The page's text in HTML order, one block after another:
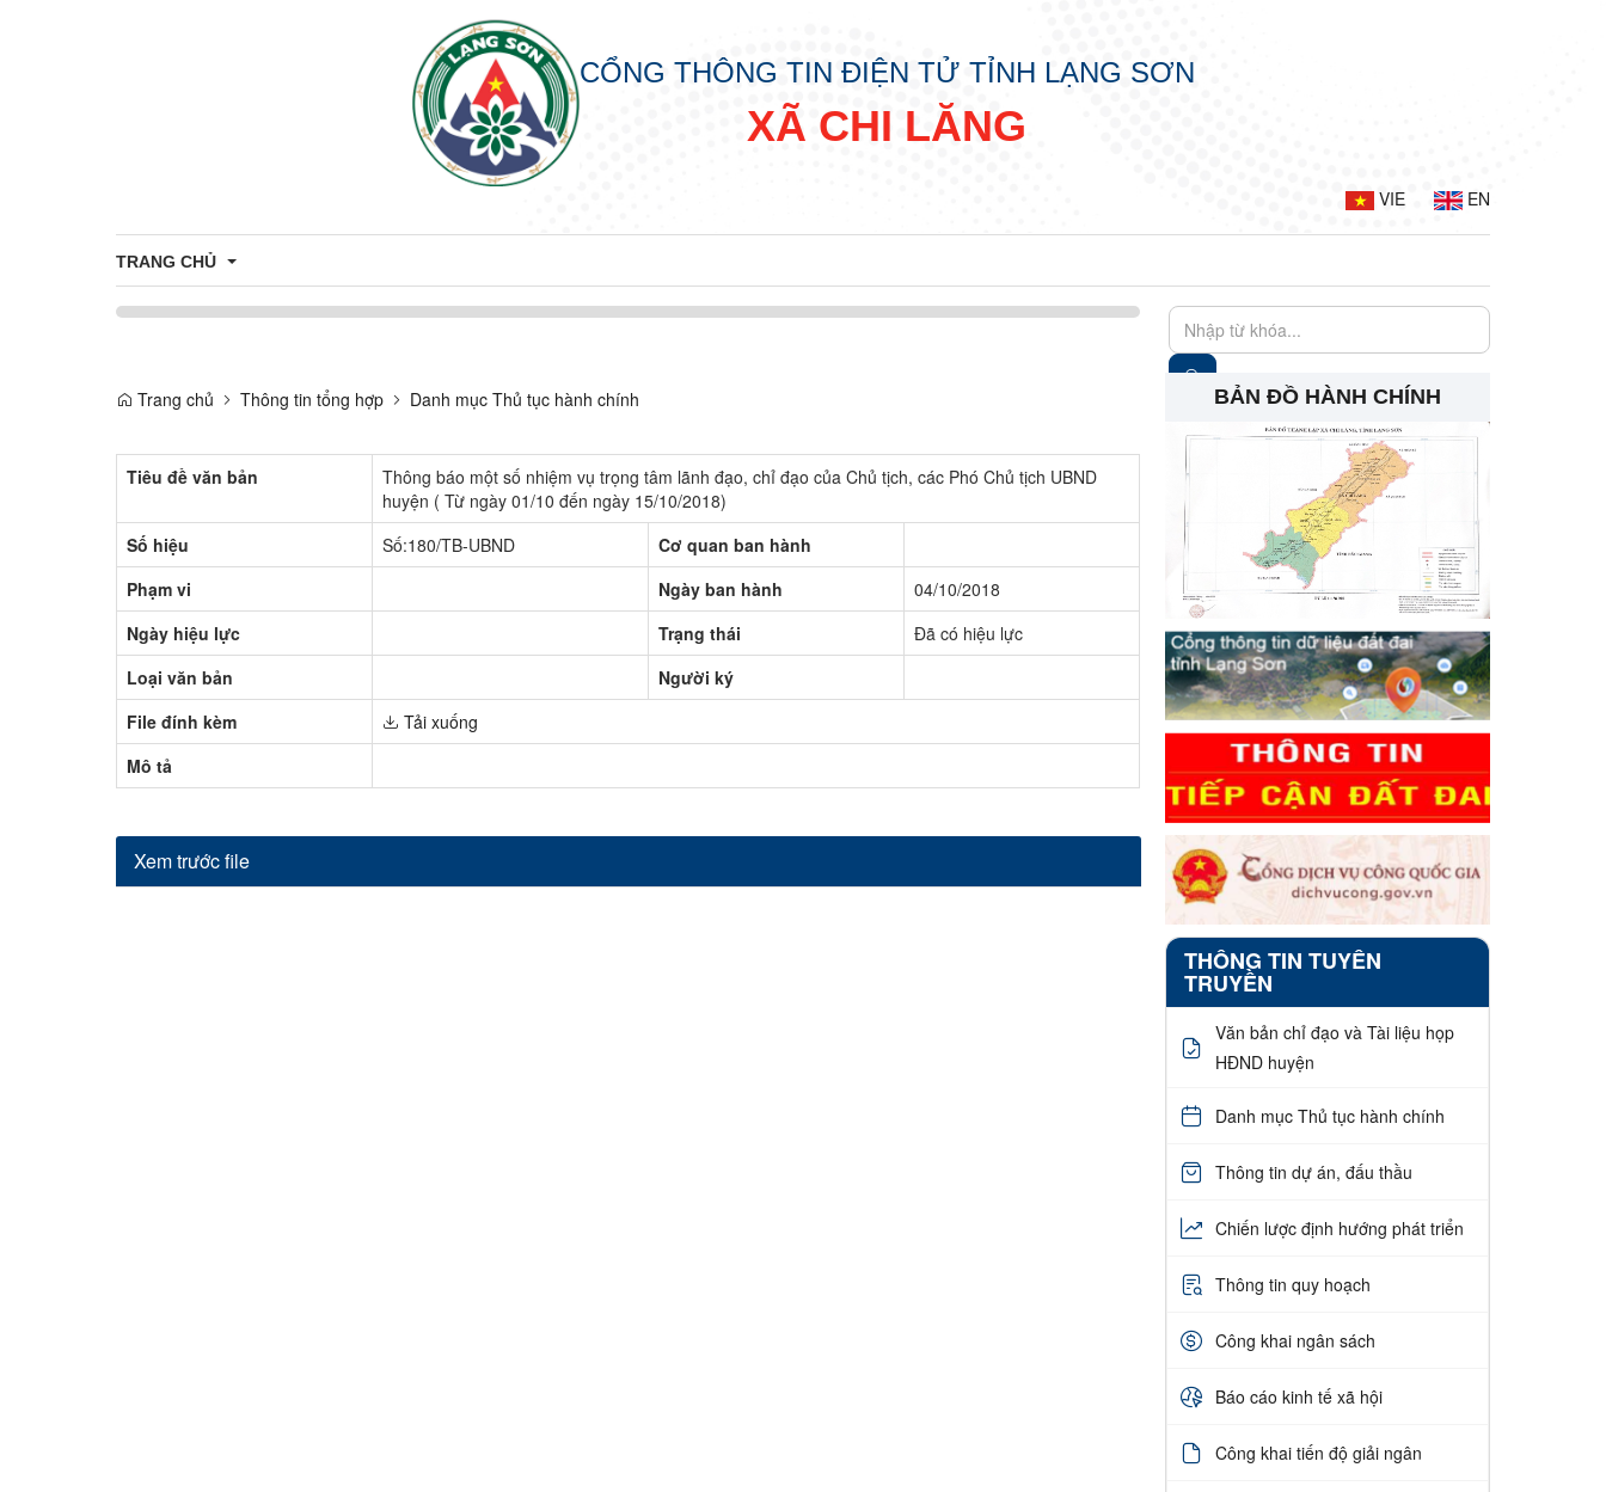
CỔNG THÔNG TIN ĐIỆN TỬ TỈNH LẠNG SƠN
XÃ CHI LĂNG
VIE EN
TRANG CHỦ
Thông tin chung
Trang chủ Thông tin tổng hợp Danh mục Thủ tục hành chính
Tiêu đề văn bản
Thông báo một số nhiệm vụ trọng tâm lãnh đạo, chỉ đạo của Chủ tịch, các Phó Chủ tịch UBND
huyện ( Từ ngày 01/10 đến ngày 15/10/2018)
Số hiệu
Số:180/TB-UBND
Cơ quan ban hành
Phạm vi
Ngày ban hành
04/10/2018
Ngày hiệu lực
Trạng thái
Đã có hiệu lực
Loại văn bản
Người ký
File đính kèm
Tải xuống
Mô tả
Xem trước file
BẢN ĐỒ HÀNH CHÍNH
THÔNG TIN TUYÊN
TRUYỀN
Văn bản chỉ đạo và Tài liệu họp
HĐND huyện
Danh mục Thủ tục hành chính
Thông tin dự án, đấu thầu
Chiến lược định hướng phát triển
Thông tin quy hoạch
Công khai ngân sách
Báo cáo kinh tế xã hội
Công khai tiến độ giải ngân